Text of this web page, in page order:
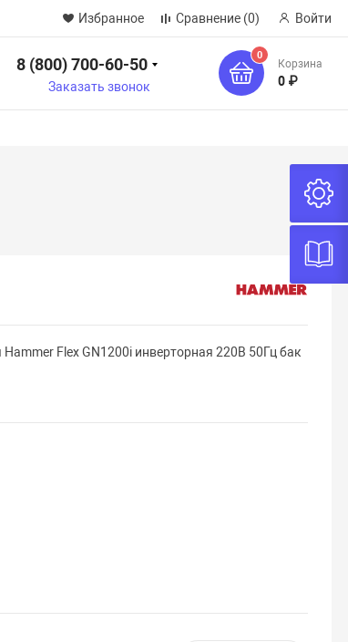
Избранное Сравнение (0) Войти
8 (800) 700-60-50
Заказать звонок
0
Корзина
0 ₽
Hammer Flex GN1200i инверторная 220В 50Гц бак